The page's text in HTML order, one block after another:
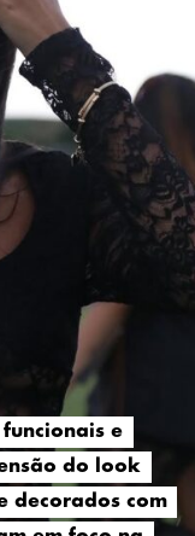
e
do look
decorados com
e
do look
decorados com